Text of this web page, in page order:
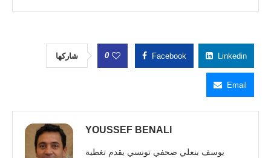
شاركها 0 Facebook Linkedin
Email
YOUSSEF BENALI
يوسف بنعلي صحفي تونسي يقدم تغطية